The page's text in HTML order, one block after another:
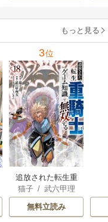
ミック） 6巻
（
もっと見る
3位
追放された転生重
騎士はゲーム知識
で無双する
猫子/ 武六甲理
じゃいあん
無料立読み